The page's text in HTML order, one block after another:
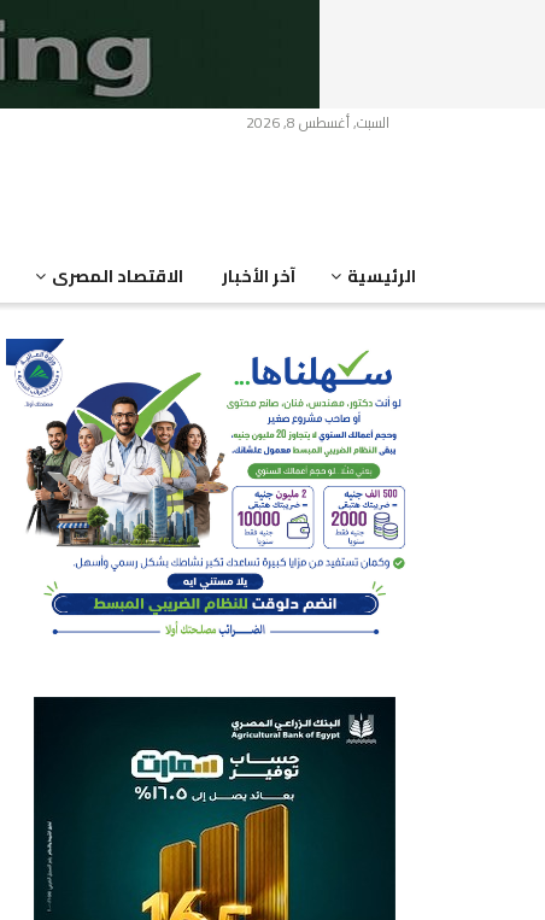
السبت, أغسطس 8, 2026
الرئيسية آخر الأخبار الاقتصاد المصرى